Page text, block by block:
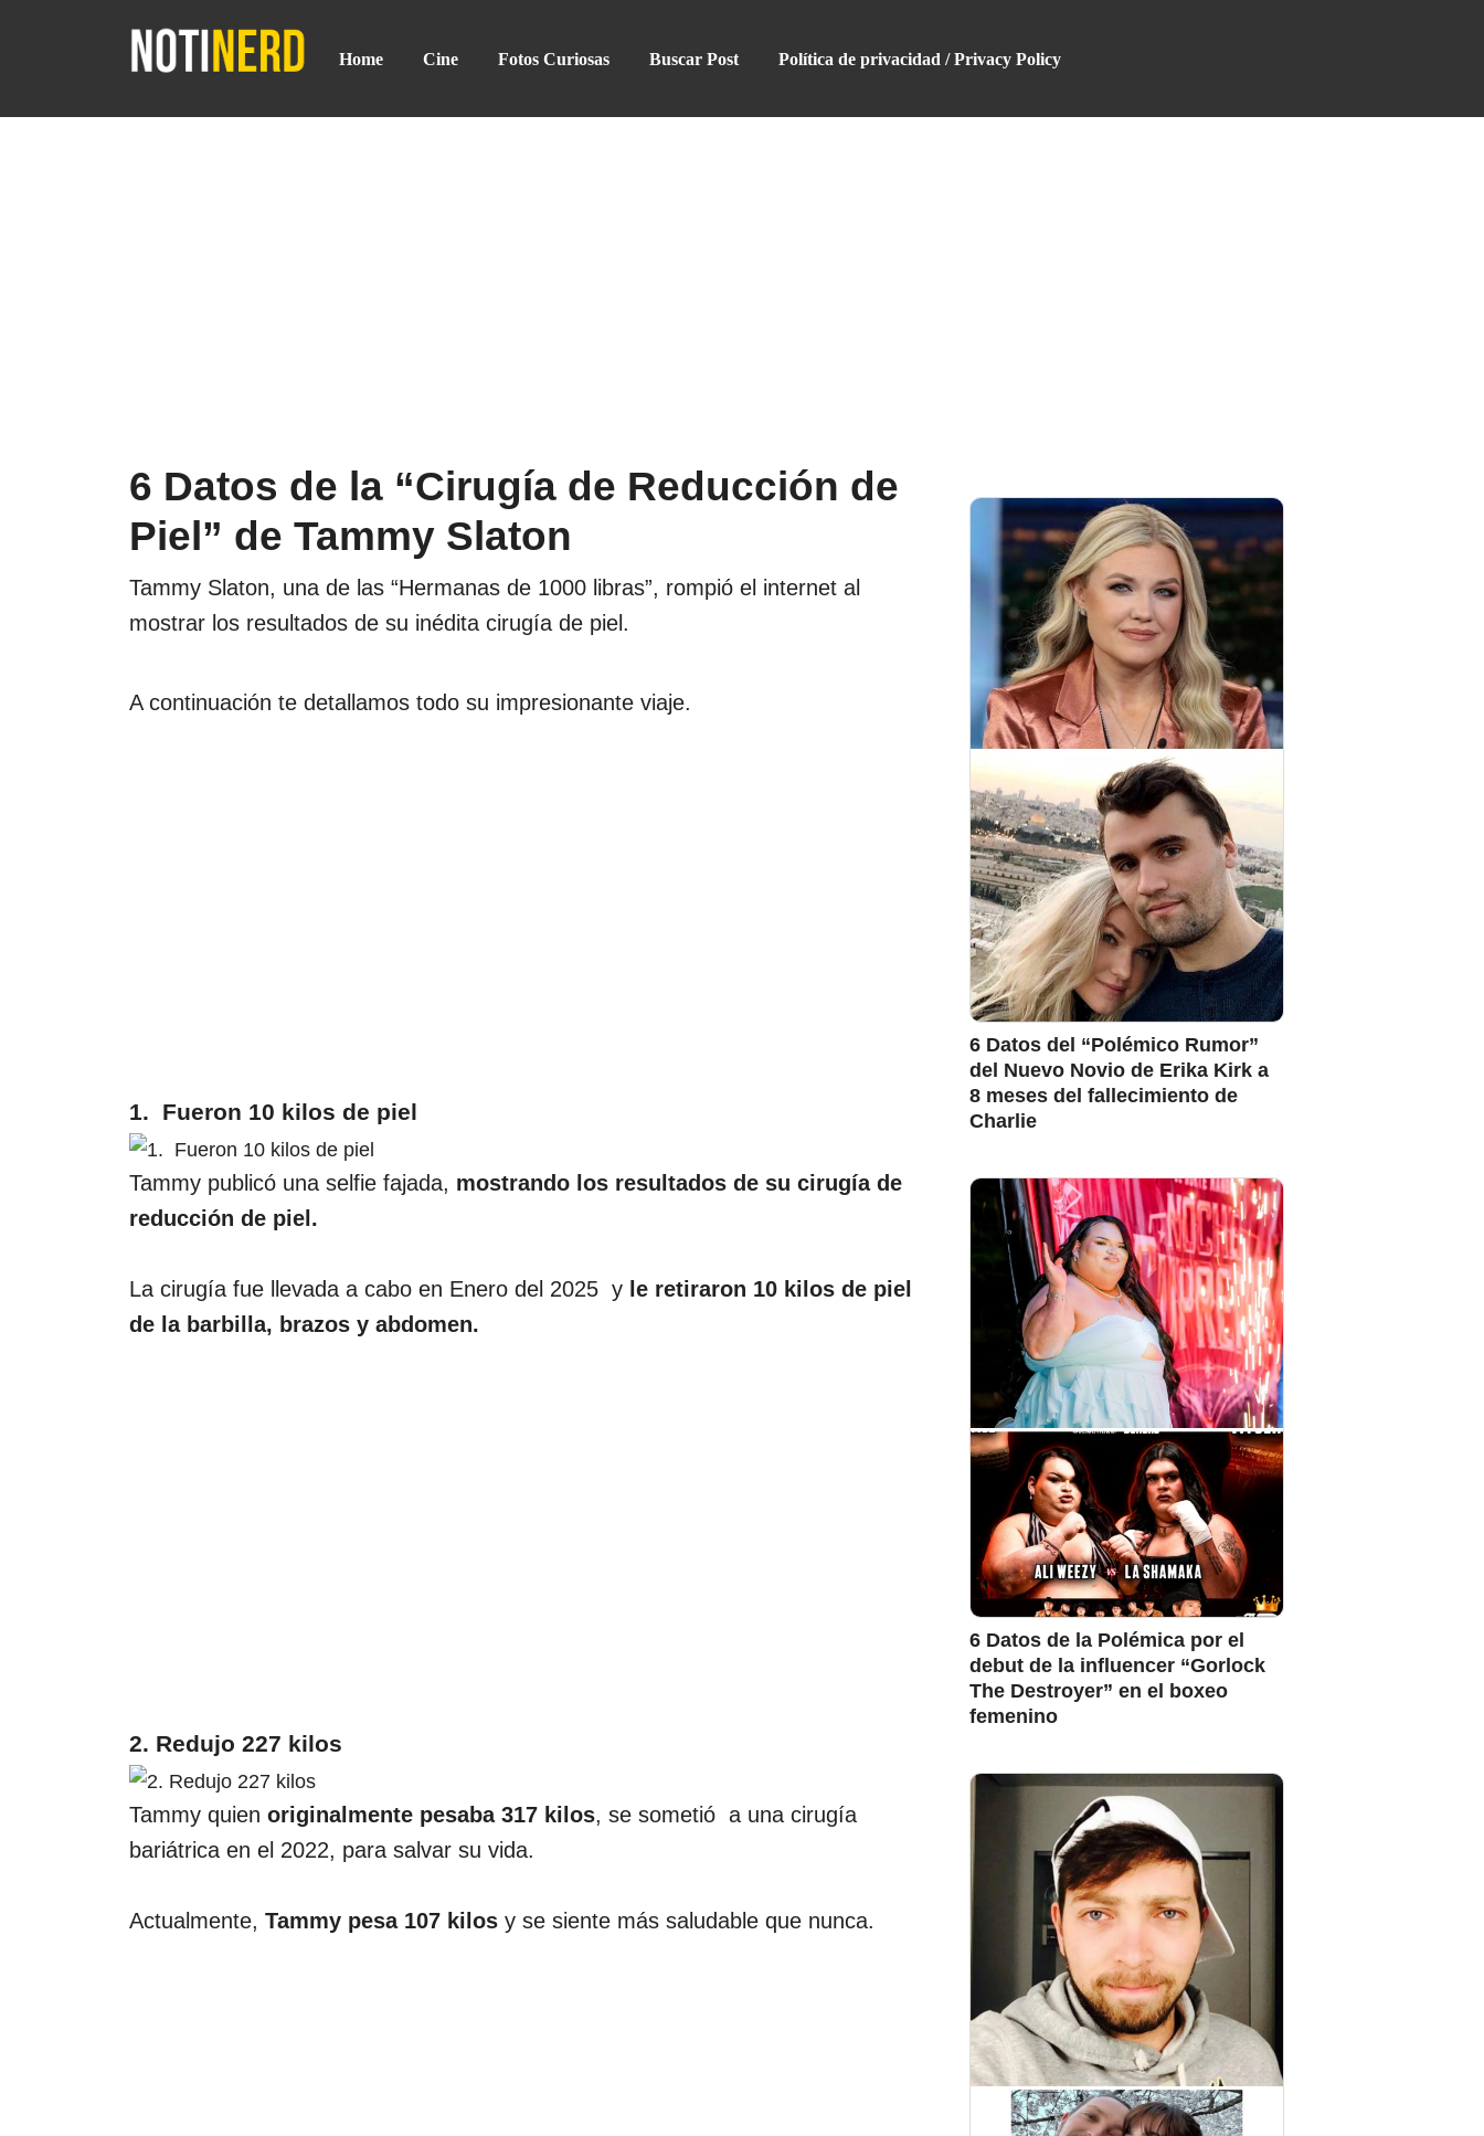
Home Cine Fotos Curiosas Buscar Post Política de privacidad / Privacy Policy
6 Datos de la “Cirugía de Reducción de
Piel” de Tammy Slaton
Tammy Slaton, una de las “Hermanas de 1000 libras”, rompió el internet al
mostrar los resultados de su inédita cirugía de piel.
A continuación te detallamos todo su impresionante viaje.
1. Fueron 10 kilos de piel
Tammy publicó una selfie fajada, mostrando los resultados de su cirugía de
reducción de piel.
La cirugía fue llevada a cabo en Enero del 2025 y le retiraron 10 kilos de piel
de la barbilla, brazos y abdomen.
2. Redujo 227 kilos
Tammy quien originalmente pesaba 317 kilos, se sometió a una cirugía
bariátrica en el 2022, para salvar su vida.
Actualmente, Tammy pesa 107 kilos y se siente más saludable que nunca.
6 Datos del “Polémico Rumor”
del Nuevo Novio de Erika Kirk a
8 meses del fallecimiento de
Charlie
6 Datos de la Polémica por el
debut de la influencer “Gorlock
The Destroyer” en el boxeo
femenino